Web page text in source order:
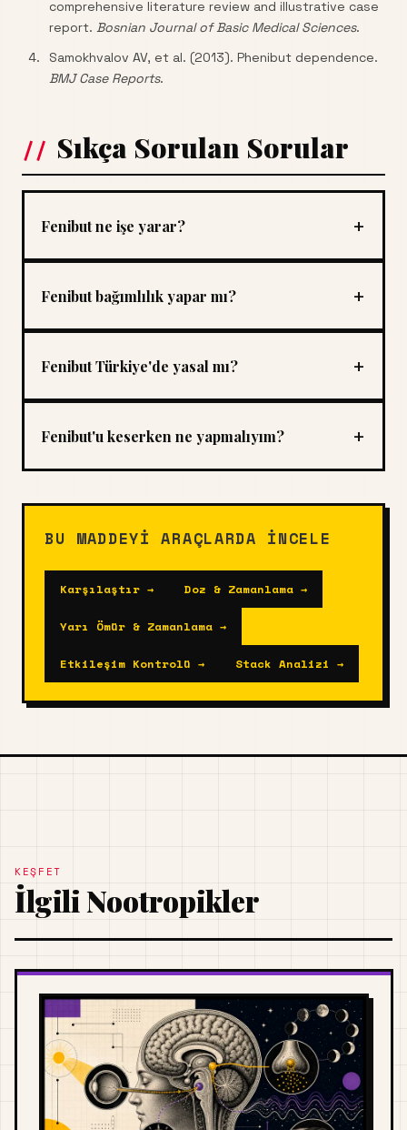
comprehensive literature review and illustrative case
report. Bosnian Journal of Basic Medical Sciences.
Samokhvalov AV, et al. (2013). Phenibut dependence.
BMJ Case Reports.
Sıkça Sorulan Sorular
Fenibut ne işe yarar? +
Fenibut bağımlılık yapar mı? +
Fenibut Türkiye'de yasal mı? +
Fenibut'u keserken ne yapmalıyım? +
BU MADDEYI ARAÇLARDA INCELE
Karşılaştır → Doz & Zamanlama →
Yarı Ömür & Zamanlama →
Etkileşim Kontrolü → Stack Analizi →
KEŞFET
İlgili Nootropikler